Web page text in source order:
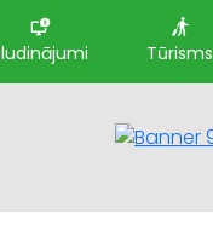
Tūrisms